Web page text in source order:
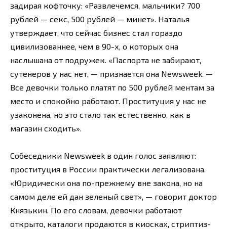
задирая кофточку: «Развлечемся, мальчики? 700
рублей — секс, 500 рублей — минет». Наталья
утверждает, что сейчас бизнес стал гораздо
цивилизованнее, чем в 90-х, о которых она
наслышана от подружек. «Паспорта не забирают,
сутенеров у нас нет, — признается она Newsweek. —
Все девочки только платят по 500 рублей ментам за
место и спокойно работают. Проституция у нас не
узаконена, но это стало так естественно, как в
магазин сходить».
Собеседники Newsweek в один голос заявляют:
проституция в России практически легализована.
«Юридически она по-прежнему вне закона, но на
самом деле ей дан зеленый свет», — говорит доктор
Князькин. По его словам, девочки работают
открыто, каталоги продаются в киосках, стриптиз-